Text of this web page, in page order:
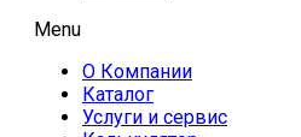
Menu
О Компании
Каталог
Услуги и сервис